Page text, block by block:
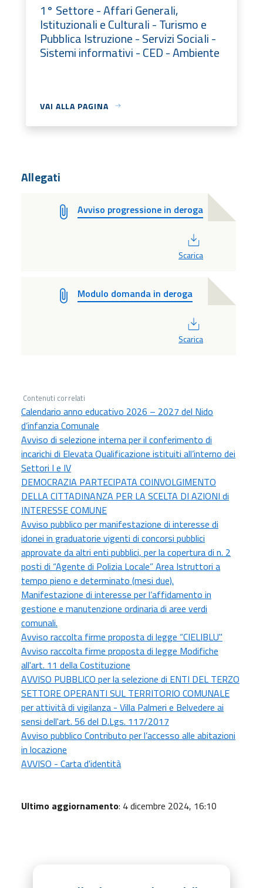
1° Settore - Affari Generali,
Istituzionali e Culturali - Turismo e
Pubblica Istruzione - Servizi Sociali -
Sistemi informativi - CED - Ambiente
VAI ALLA PAGINA
Allegati
Avviso progressione in deroga
Scarica
Modulo domanda in deroga
Scarica
Contenuti correlati
Calendario anno educativo 2026 – 2027 del Nido
d’infanzia Comunale
Avviso di selezione interna per il conferimento di
incarichi di Elevata Qualificazione istituiti all’interno dei
Settori I e IV
DEMOCRAZIA PARTECIPATA COINVOLGIMENTO
DELLA CITTADINANZA PER LA SCELTA DI AZIONI di
INTERESSE COMUNE
Avviso pubblico per manifestazione di interesse di
idonei in graduatorie vigenti di concorsi pubblici
approvate da altri enti pubblici, per la copertura di n. 2
posti di “Agente di Polizia Locale” Area Istruttori a
tempo pieno e determinato (mesi due).
Manifestazione di interesse per l’affidamento in
gestione e manutenzione ordinaria di aree verdi
comunali.
Avviso raccolta firme proposta di legge “CIELIBLU"
Avviso raccolta firme proposta di legge Modifiche
all'art. 11 della Costituzione
AVVISO PUBBLICO per la selezione di ENTI DEL TERZO
SETTORE OPERANTI SUL TERRITORIO COMUNALE
per attività di vigilanza - Villa Palmeri e Belvedere ai
sensi dell'art. 56 del D.Lgs. 117/2017
Avviso pubblico Contributo per l’accesso alle abitazioni
in locazione
AVVISO - Carta d'identità
Ultimo aggiornamento: 4 dicembre 2024, 16:10